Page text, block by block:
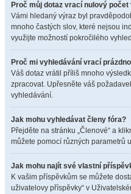
Proč můj dotaz vrací nulový
Vámi hledaný výraz byl
mnoho častých slov, které nejsou
využijte možností pokročilého
Proč mi vyhledávání vrací
Váš dotaz vrátil příliš mnoho
zpracovat. Upřesněte váš
vyhledávání.
Jak mohu vyhledávat členy fóra?
Přejděte na stránku „Členové“ a
můžete pomocí různých parametrů
Jak mohu najít své vlastní
K vašim příspěvkům se můžete
uživatelovy příspěvky“ v